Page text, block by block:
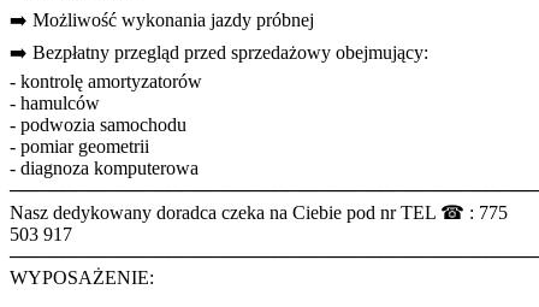
➡️ Możliwość wykonania jazdy próbnej
➡️ Bezpłatny przegląd przed sprzedażowy obejmujący:
- kontrolę amortyzatorów
- hamulców
- podwozia samochodu
- pomiar geometrii
- diagnoza komputerowa
Nasz dedykowany doradca czeka na Ciebie pod nr TEL ☎ : 775
503 917
WYPOSAŻENIE: